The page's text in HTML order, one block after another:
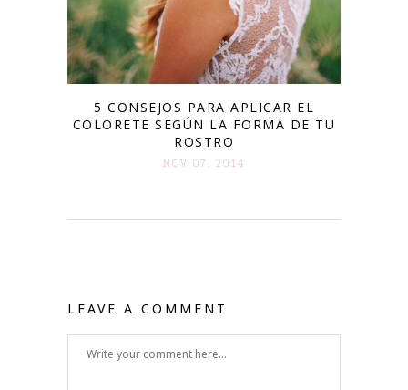
5 CONSEJOS PARA APLICAR EL
COLORETE SEGÚN LA FORMA DE TU
ROSTRO
NOV 07. 2014
LEAVE A COMMENT